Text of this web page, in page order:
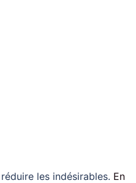
les indésirables. En